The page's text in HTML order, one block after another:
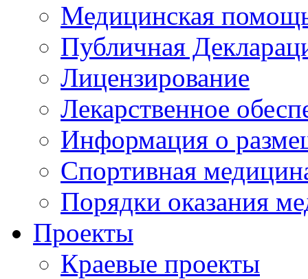
Медицинская
Публичная
Лицензирование
Лекарственное
Информация о
Спортивная
Порядки оказания
Проекты
Краевые проекты